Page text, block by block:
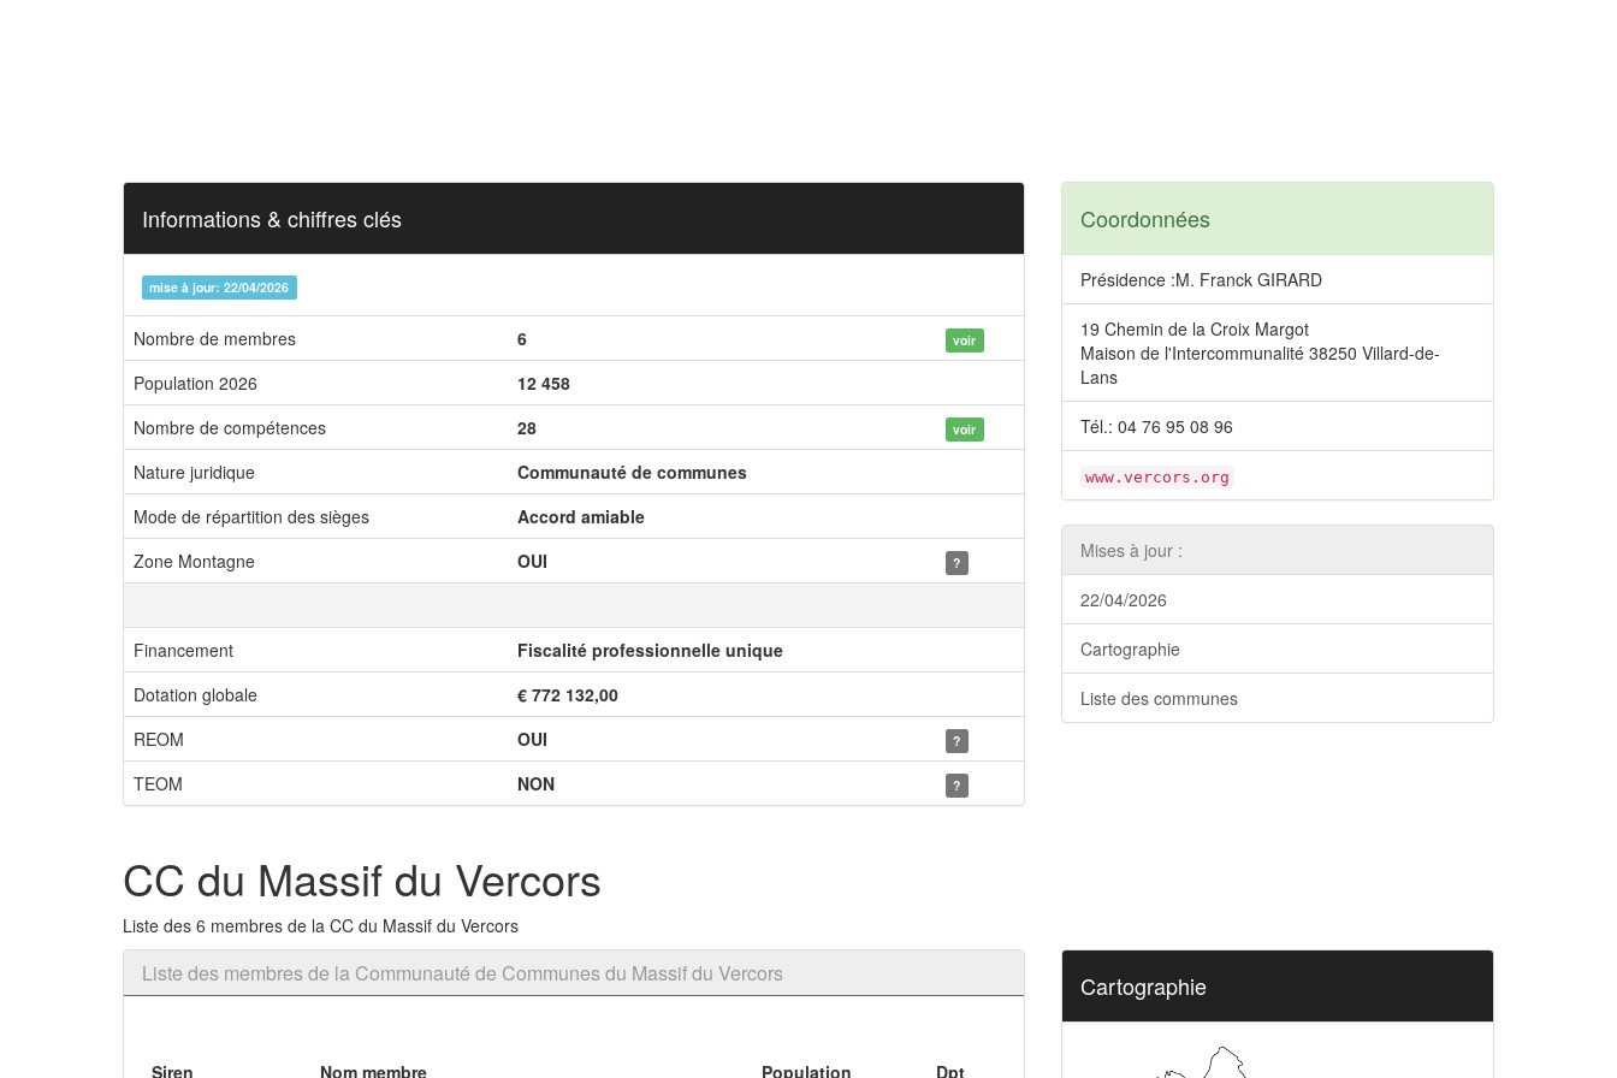
Informations & chiffres clés
mise à jour: 22/04/2026
Nombre de membres 6 voir
Population 2026
12 458
Nombre de compétences
28 voir
Nature juridique
Communauté de communes
Mode de répartition des sièges
Accord amiable
Zone Montagne
OUI ?
Financement
Fiscalité professionnelle unique
Dotation globale
€ 772 132,00
REOM
OUI ?
TEOM NON ?
Coordonnées
Présidence :M. Franck GIRARD
19 Chemin de la Croix Margot
Maison de l'Intercommunalité 38250 Villard-de-
Lans
Tél.: 04 76 95 08 96
www.vercors.org
Mises à jour :
22/04/2026
Cartographie
Liste des communes
CC du Massif du Vercors
Liste des 6 membres de la CC du Massif du Vercors
Liste des membres de la Communauté de Communes du Massif du Vercors
Siren Nom membre Population Dpt
Cartographie